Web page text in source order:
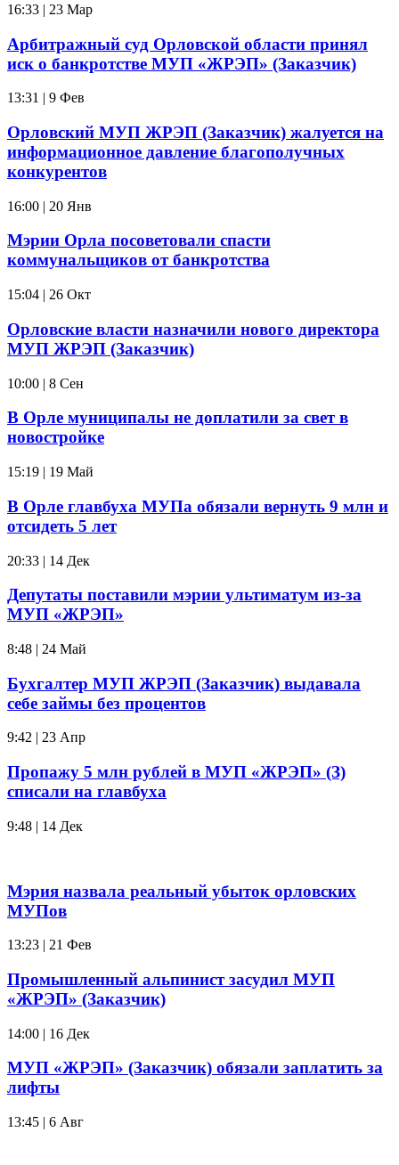
16:33 | 23 Мар
Арбитражный суд Орловской области принял
иск о банкротстве МУП «ЖРЭП» (Заказчик)
13:31 | 9 Фев
Орловский МУП ЖРЭП (Заказчик) жалуется на
информационное давление благополучных
конкурентов
16:00 | 20 Янв
Мэрии Орла посоветовали спасти
коммунальщиков от банкротства
15:04 | 26 Окт
Орловские власти назначили нового директора
МУП ЖРЭП (Заказчик)
10:00 | 8 Сен
В Орле муниципалы не доплатили за свет в
новостройке
15:19 | 19 Май
В Орле главбуха МУПа обязали вернуть 9 млн и
отсидеть 5 лет
20:33 | 14 Дек
Депутаты поставили мэрии ультиматум из-за
МУП «ЖРЭП»
8:48 | 24 Май
Бухгалтер МУП ЖРЭП (Заказчик) выдавала
себе займы без процентов
9:42 | 23 Апр
Пропажу 5 млн рублей в МУП «ЖРЭП» (З)
списали на главбуха
9:48 | 14 Дек
Мэрия назвала реальный убыток орловских
МУПов
13:23 | 21 Фев
Промышленный альпинист засудил МУП
«ЖРЭП» (Заказчик)
14:00 | 16 Дек
МУП «ЖРЭП» (Заказчик) обязали заплатить за
лифты
13:45 | 6 Авг